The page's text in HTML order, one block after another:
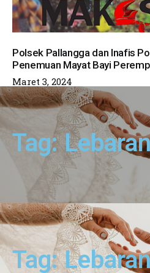
Polsek Pallangga dan Inafis
Penemuan Mayat Bayi
Maret 3, 2024
Tag:
Tag: